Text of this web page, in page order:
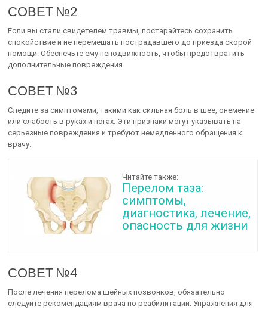
СОВЕТ №2
Если вы стали свидетелем травмы, постарайтесь сохранить
спокойствие и не перемещать пострадавшего до приезда скорой
помощи. Обеспечьте ему неподвижность, чтобы предотвратить
дополнительные повреждения.
СОВЕТ №3
Следите за симптомами, такими как сильная боль в шее, онемение
или слабость в руках и ногах. Эти признаки могут указывать на
серьезные повреждения и требуют немедленного обращения к
врачу.
Читайте также:
Перелом таза:
симптомы,
диагностика, лечение,
опасность для жизни
СОВЕТ №4
После лечения перелома шейных позвонков, обязательно
следуйте рекомендациям врача по реабилитации. Упражнения для